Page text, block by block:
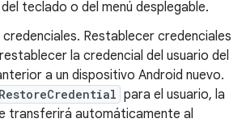
teclado o del menú desplegable.
Restablecer credenciales
la credencial del usuario del
a un dispositivo Android nuevo.
RestoreCredential para el usuario, la
transferirá automáticamente al